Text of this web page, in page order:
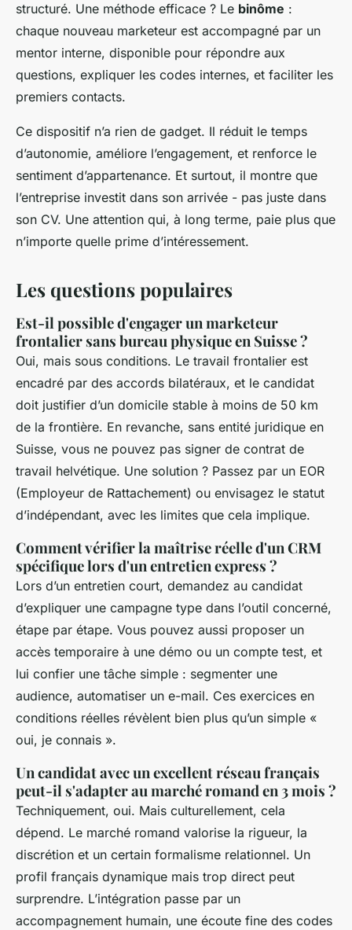
structuré. Une méthode efficace ? Le binôme :
chaque nouveau marketeur est accompagné par un
mentor interne, disponible pour répondre aux
questions, expliquer les codes internes, et faciliter les
premiers contacts.
Ce dispositif n’a rien de gadget. Il réduit le temps
d’autonomie, améliore l’engagement, et renforce le
sentiment d’appartenance. Et surtout, il montre que
l’entreprise investit dans son arrivée - pas juste dans
son CV. Une attention qui, à long terme, paie plus que
n’importe quelle prime d’intéressement.
Les questions populaires
Est-il possible d'engager un marketeur
frontalier sans bureau physique en Suisse ?
Oui, mais sous conditions. Le travail frontalier est
encadré par des accords bilatéraux, et le candidat
doit justifier d’un domicile stable à moins de 50 km
de la frontière. En revanche, sans entité juridique en
Suisse, vous ne pouvez pas signer de contrat de
travail helvétique. Une solution ? Passez par un EOR
(Employeur de Rattachement) ou envisagez le statut
d’indépendant, avec les limites que cela implique.
Comment vérifier la maîtrise réelle d'un CRM
spécifique lors d'un entretien express ?
Lors d’un entretien court, demandez au candidat
d’expliquer une campagne type dans l’outil concerné,
étape par étape. Vous pouvez aussi proposer un
accès temporaire à une démo ou un compte test, et
lui confier une tâche simple : segmenter une
audience, automatiser un e-mail. Ces exercices en
conditions réelles révèlent bien plus qu’un simple «
oui, je connais ».
Un candidat avec un excellent réseau français
peut-il s'adapter au marché romand en 3 mois ?
Techniquement, oui. Mais culturellement, cela
dépend. Le marché romand valorise la rigueur, la
discrétion et un certain formalisme relationnel. Un
profil français dynamique mais trop direct peut
surprendre. L’intégration passe par un
accompagnement humain, une écoute fine des codes